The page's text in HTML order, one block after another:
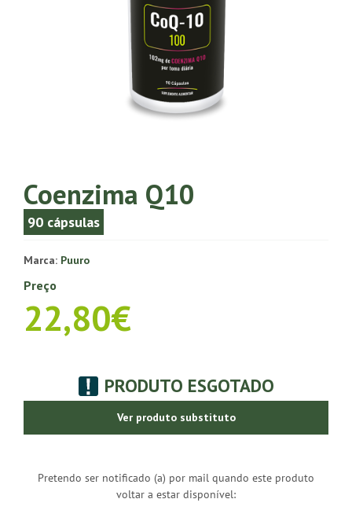
Coenzima Q10
90 cápsulas
Marca: Puuro
Preço
22,80€
PRODUTO ESGOTADO
Ver produto substituto
Pretendo ser notificado (a) por mail quando este produto
voltar a estar disponível: